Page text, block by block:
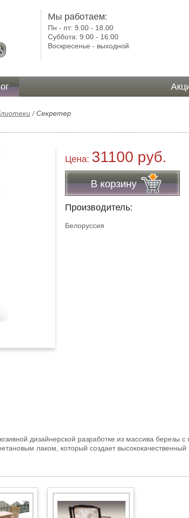
Мы работаем:
Пн - пт:9.00 - 18.00
Суббота:9:00 - 16:00
Воскресенье - выходной
/Секретер
Цена: 31100 руб.
В корзину
Производитель:
Белоруссия
дизайнерской разработке из массива березы с
лаком, который создает